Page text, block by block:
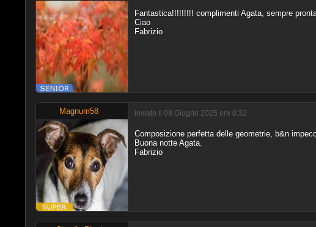
Fantastica!!!!!!!!! complimenti Agata, sempre
Ciao
Fabrizio
Magnum58 inviato il 08 Giugno 2025 ore 0:32
Composizione perfetta delle geometrie, b&n
Buona notte Agata.
Fabrizio